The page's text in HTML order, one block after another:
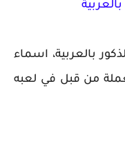
للذكور بالعربية، اسماء
من قبل في لعبه